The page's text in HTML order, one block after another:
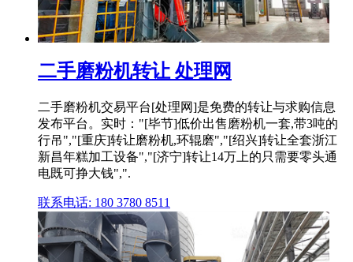
二手磨粉机转让 处理网
二手磨粉机交易平台[处理网]是免费的转让与求购信息
发布平台。实时："[毕节]低价出售磨粉机一套,带3吨的
行吊","[重庆]转让磨粉机,环辊磨","[绍兴]转让全套浙江
新昌年糕加工设备","[济宁]转让14万上的只需要零头通
电既可挣大钱",".
联系电话: 180 3780 8511